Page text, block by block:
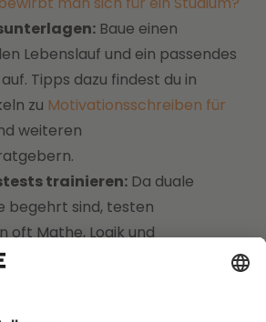
Baue einen
Lebenslauf und ein passendes
Tipps dazu findest du in
zu Motivationsschreiben für
weiteren
trainieren: Da duale
begehrt sind, testen
oft Mathe, Logik und
Hol dir Unterstützung